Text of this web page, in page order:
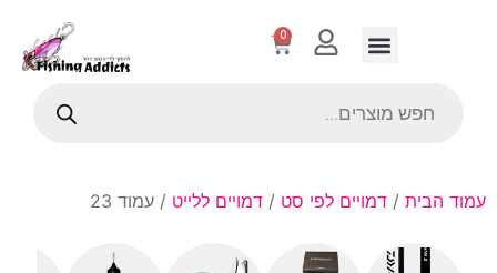
0
עמוד הבית / דמויים לפי סט / דמויים ללייט / עמוד 23